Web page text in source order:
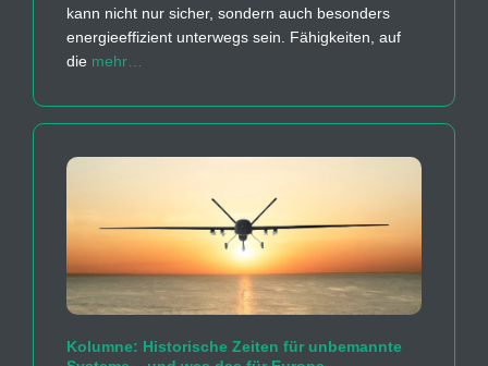
kann nicht nur sicher, sondern auch besonders
energieeffizient unterwegs sein. Fähigkeiten, auf
die mehr…
Kolumne: Historische Zeiten für unbemannte